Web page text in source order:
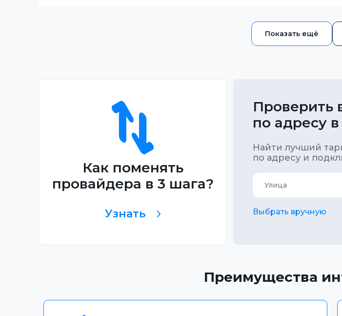
Как поменять
провайдера в 3 шага?
Узнать
Проверить
по адресу
Найти лучший
по адресу и
Выбрать вручную
Преимущества